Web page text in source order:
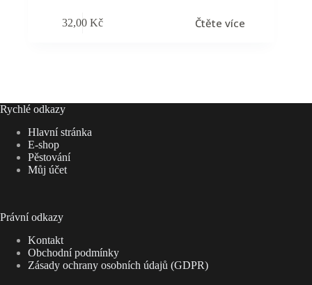
32,00Kč Čtěte více
Rychlé odkazy
Hlavní stránka
E-shop
Pěstování
Můj účet
Právní odkazy
Kontakt
Obchodní podmínky
Zásady ochrany osobních údajů (GDPR)